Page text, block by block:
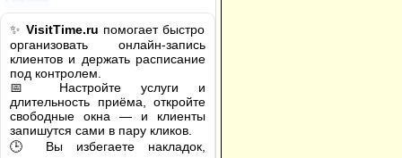
✨ VisitTime.ru помогает быстро
организовать онлайн-запись
клиентов и держать расписание
под контролем.
📅 Настройте услуги и
длительность приёма, откройте
свободные окна — и клиенты
запишутся сами в пару кликов.
🕒 Вы избегаете накладок,